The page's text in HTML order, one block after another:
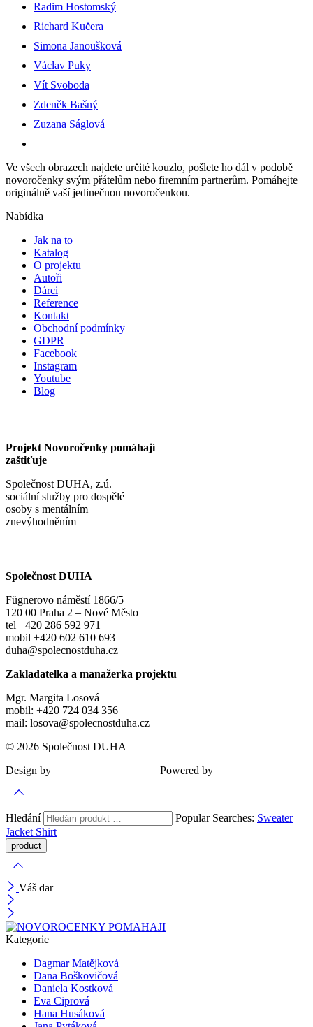
Radim Hostomský
Richard Kučera
Simona Janoušková
Václav Puky
Vít Svoboda
Zdeněk Bašný
Zuzana Ságlová
Ve všech obrazech najdete určité kouzlo, pošlete ho dál v podobě
novoročenky svým přátelům nebo firemním partnerům. Pomáhejte
originálně vaší jedinečnou novoročenkou.
Nabídka
Jak na to
Katalog
O projektu
Autoři
Dárci
Reference
Kontakt
Obchodní podmínky
GDPR
Facebook
Instagram
Youtube
Blog
Projekt Novoročenky pomáhají
zaštiťuje
Společnost DUHA, z.ú.
sociální služby pro dospělé
osoby s mentálním
znevýhodněním
Společnost DUHA
Fügnerovo náměstí 1866/5
120 00 Praha 2 – Nové Město
tel +420 286 592 971
mobil +420 602 610 693
duha@spolecnostduha.cz
Zakladatelka a manažerka projektu
Mgr. Margita Losová
mobil: +420 724 034 356
mail: losova@spolecnostduha.cz
© 2026 Společnost DUHA
Design by
| Powered by
Hledání Popular Searches: Sweater
Jacket Shirt
Váš dar
Kategorie
Dagmar Matějková
Dana Boškovičová
Daniela Kostková
Eva Ciprová
Hana Husáková